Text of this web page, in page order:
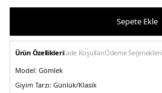
Sepete Ekle
Ürün Özellikleriİade KoşullarıÖdeme Seçenekleri
Model: Gömlek
Giyim Tarzı: Günlük/Klasik